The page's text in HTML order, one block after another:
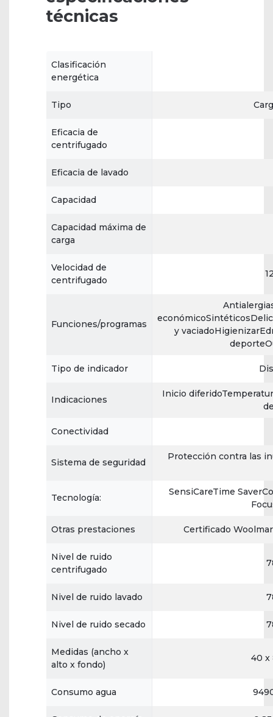
técnicas
Clasificación
energética
Tipo
Eficacia de
centrifugado
Eficacia de lavado
Capacidad
Capacidad máxima de
carga
Velocidad de
centrifugado
Funciones/programas
y
Tipo de indicador
Indicaciones
Inicio
Conectividad
Sistema de seguridad
Protección contra las
Tecnología:
SensiCareTime
Otras prestaciones Certificado
Nivel de ruido
centrifugado
Nivel de ruido lavado
Nivel de ruido secado
Medidas (ancho x
alto x fondo)
40 x
Consumo agua